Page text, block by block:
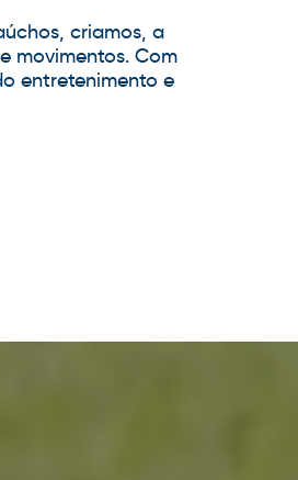
criamos, a
movimentos. Com
entretenimento e